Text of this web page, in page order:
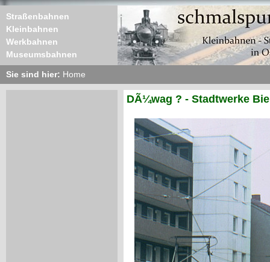
Straßenbahnen
Kleinbahnen
Werkbahnen
Museumsbahnen
Sie sind hier: Home
DÃ¼wag ? - Stadtwerke